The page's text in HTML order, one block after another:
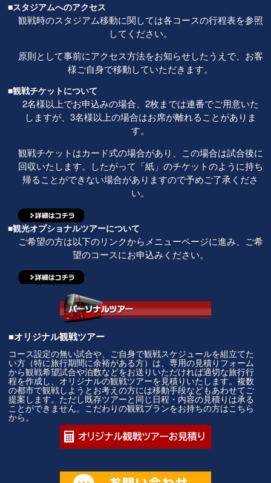
■スタジアムへのアクセス
観戦時のスタジアム移動に関しては各コースの行程表を参照
してください。
原則として事前にアクセス方法をお知らせしたうえで、お客
様ご自身で移動していただきます。
■観戦チケットについて
2名様以上でお申込みの場合、2枚までは連番でご用意いた
しますが、3名様以上の場合はお席が離れることがありま
す。
観戦チケットはカード式の場合があり、この場合は試合後に
回収いたします。したがって「紙」のチケットのように持ち
帰ることができない場合がありますので予めご了承くださ
い。
■観光オプショナルツアーについて
ご希望の方は以下のリンクからメニューページに進み、ご希
望のコースにお申込みください。
■オリジナル観戦ツアー
コース設定の無い試合や、ご自身で観戦スケジュールを組立てた
い方（特に旅行期間に余裕がある方）は、専用の見積りフォーム
から観戦希望試合や泊数などをお送りいただければ適切な旅行行
程を作成し、オリジナルの観戦ツアーを見積りいたします。複数
の都市で観戦しようとお考えの方には移動手段などもあわせてご
提案します。ただし既存ツアーと同じ日程・内容の見積りは承る
ことができません。こだわりの観戦プランをお持ちの方はこちら
から。